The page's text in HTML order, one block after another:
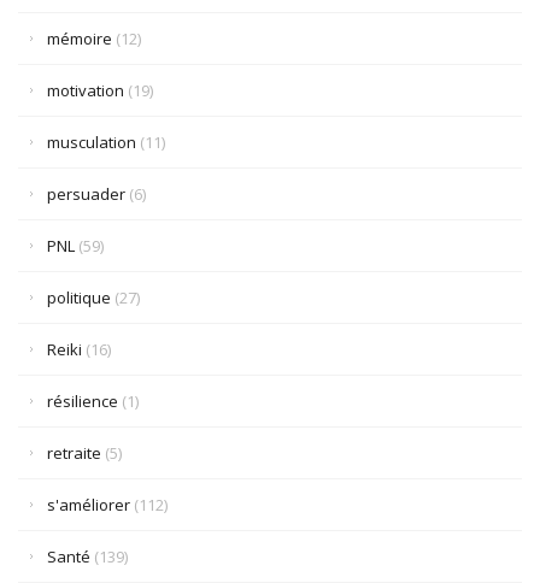
mémoire (12)
motivation (19)
musculation (11)
persuader (6)
PNL (59)
politique (27)
Reiki (16)
résilience (1)
retraite (5)
s'améliorer (112)
Santé (139)